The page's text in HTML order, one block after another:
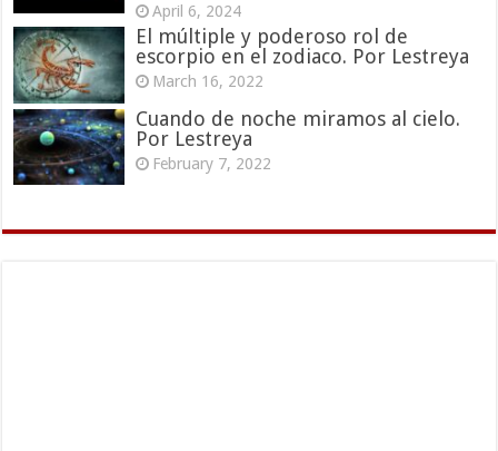
April 6, 2024
El múltiple y poderoso rol de
escorpio en el zodiaco. Por Lestreya
March 16, 2022
Cuando de noche miramos al cielo.
Por Lestreya
February 7, 2022